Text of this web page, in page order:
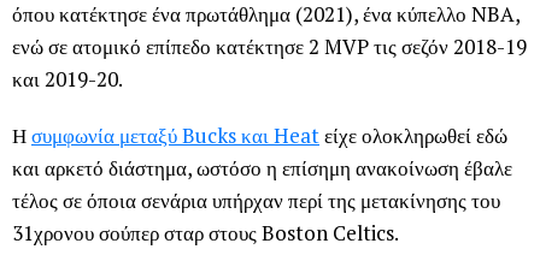
όπου κατέκτησε ένα πρωτάθλημα (2021), ένα κύπελλο NBA,
ενώ σε ατομικό επίπεδο κατέκτησε 2 MVP τις σεζόν 2018-19
και 2019-20.
Ησυμφωνία μεταξύ Bucks και Heatείχε ολοκληρωθεί εδώ
και αρκετό διάστημα, ωστόσο η επίσημη ανακοίνωση έβαλε
τέλος σε όποια σενάρια υπήρχαν περί της μετακίνησης του
31χρονου σούπερ σταρ στους Boston Celtics.